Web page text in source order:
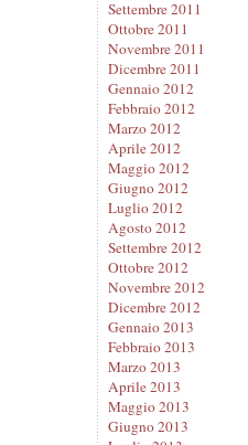
Settembre 2011
Ottobre 2011
Novembre 2011
Dicembre 2011
Gennaio 2012
Febbraio 2012
Marzo 2012
Aprile 2012
Maggio 2012
Giugno 2012
Luglio 2012
Agosto 2012
Settembre 2012
Ottobre 2012
Novembre 2012
Dicembre 2012
Gennaio 2013
Febbraio 2013
Marzo 2013
Aprile 2013
Maggio 2013
Giugno 2013